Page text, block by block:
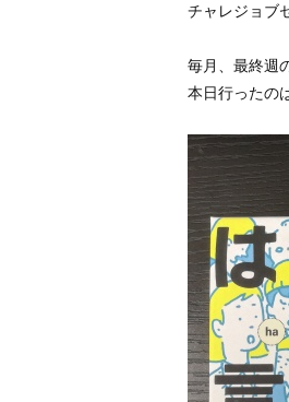
チャレジョブ
毎月、最終週
本日行ったの